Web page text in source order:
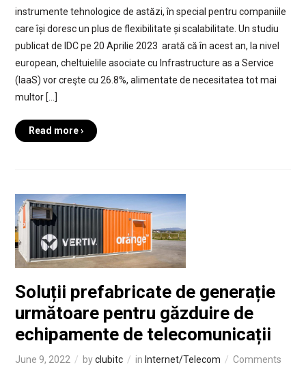
instrumente tehnologice de astăzi, în special pentru companiile
care își doresc un plus de flexibilitate și scalabilitate. Un studiu
publicat de IDC pe 20 Aprilie 2023 arată că în acest an, la nivel
european, cheltuielile asociate cu Infrastructure as a Service
(IaaS) vor creşte cu 26.8%, alimentate de necesitatea tot mai
multor […]
Read more ›
Soluții prefabricate de generație
următoare pentru găzduire de
echipamente de telecomunicații
June 9, 2022 byclubitc in Internet/Telecom Comments